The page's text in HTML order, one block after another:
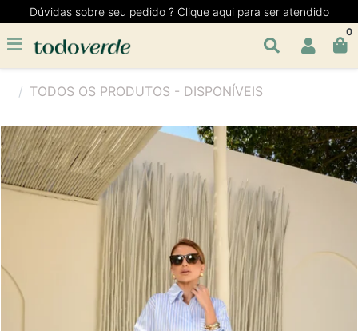
Dúvidas sobre seu pedido ? Clique aqui para ser atendido
0
TODOS OS PRODUTOS - DISPONÍVEIS